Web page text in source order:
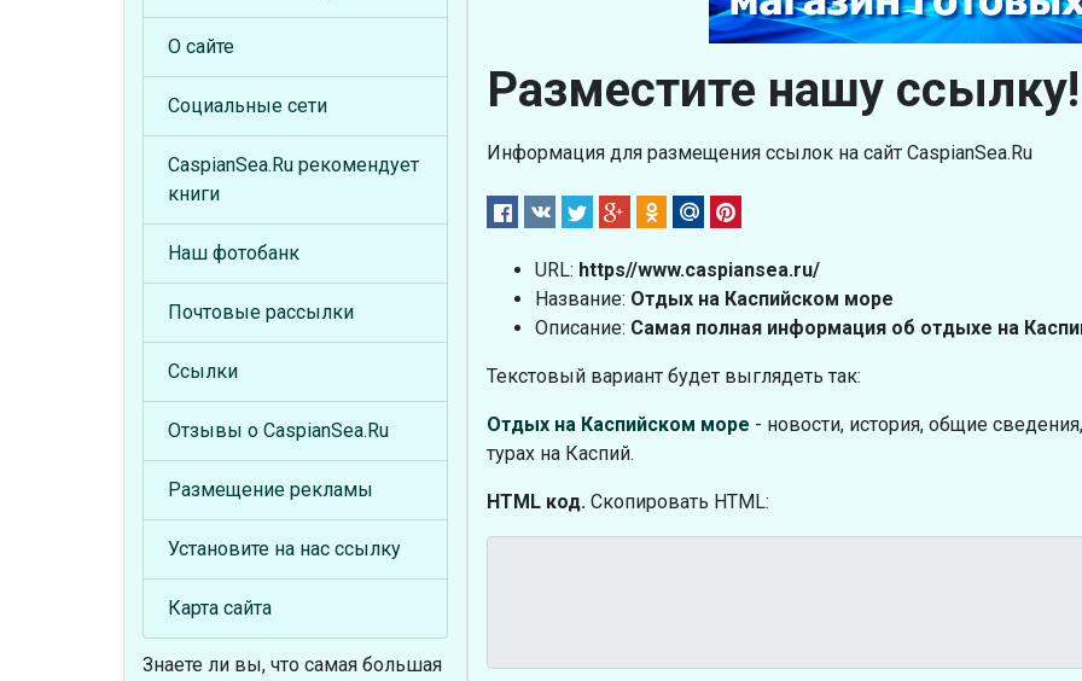
Разместите нашу ссылку!
Информация для размещения ссылок на сайт CaspianSea.Ru
URL: https//www.caspiansea.ru/
Название: Отдых на Каспийском море
Описание: Самая полная информация об отдыхе на
Текстовый вариант будет выглядеть так:
Отдых на Каспийском море - новости, история, общие
турах на Каспий.
HTML код. Скопировать HTML:
О сайте
Социальные сети
CaspianSea.Ru рекомендует
книги
Наш фотобанк
Почтовые рассылки
Ссылки
Отзывы о CaspianSea.Ru
Размещение рекламы
Установите на нас ссылку
Карта сайта
Знаете ли вы, что самая большая